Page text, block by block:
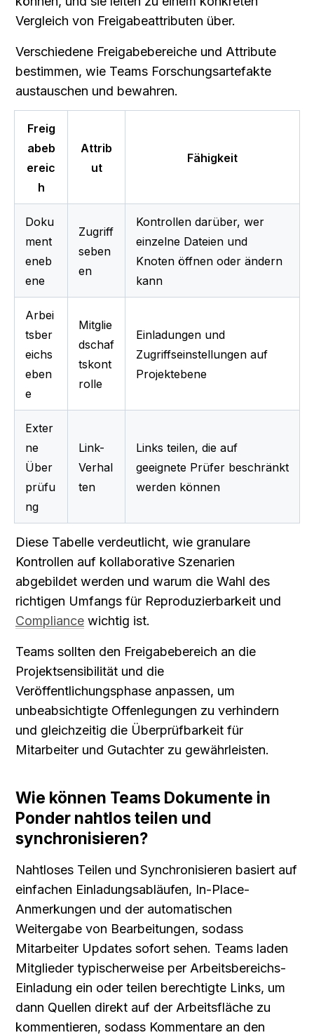
Vergleich von Freigabeattributen über.
Verschiedene Freigabebereiche und Attribute
bestimmen, wie Teams Forschungsartefakte
austauschen und bewahren.
Freig
abeb
ereic
h
Attrib
ut
Fähigkeit
Doku
ment
eneb
ene
Zugriff
seben
en
Kontrollen darüber, wer
einzelne Dateien und
Knoten öffnen oder ändern
kann
Arbei
tsber
eichs
eben
e
Mitglie
dschaf
tskont
rolle
Einladungen und
Zugriffseinstellungen auf
Projektebene
Exter
ne
Über
prüfu
ng
Link-
Verhal
ten
Links teilen, die auf
geeignete Prüfer beschränkt
werden können
Diese Tabelle verdeutlicht, wie granulare
Kontrollen auf kollaborative Szenarien
abgebildet werden und warum die Wahl des
Compliance wichtig ist.
Teams sollten den Freigabebereich an die
Projektsensibilität und die
Veröffentlichungsphase anpassen, um
unbeabsichtigte Offenlegungen zu verhindern
und gleichzeitig die Überprüfbarkeit für
Mitarbeiter und Gutachter zu gewährleisten.
Wie können Teams Dokumente in
Ponder nahtlos teilen und
synchronisieren?
Nahtloses Teilen und Synchronisieren basiert auf
einfachen Einladungsabläufen, In-Place-
Anmerkungen und der automatischen
Weitergabe von Bearbeitungen, sodass
Mitarbeiter Updates sofort sehen. Teams laden
Mitglieder typischerweise per Arbeitsbereichs-
Einladung ein oder teilen berechtigte Links, um
dann Quellen direkt auf der Arbeitsfläche zu
kommentieren, sodass Kommentare an den